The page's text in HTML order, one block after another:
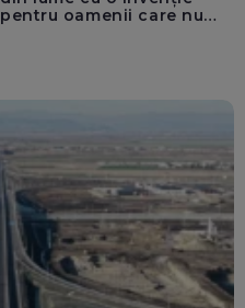
pentru oamenii care nu